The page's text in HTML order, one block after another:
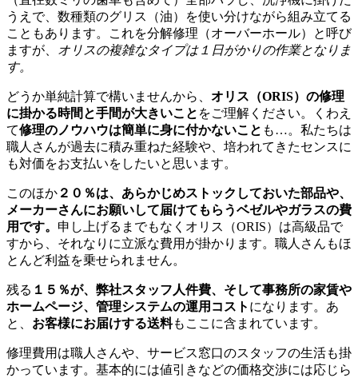
うえで、数種類のグリス（油）を使い分けながら組み立てる
こともあります。これを分解修理（オーバーホール）と呼び
ますが、 オリスの複雑なタイプは１日がかりの作業となりま
す。
どうか単純計算で構いませんから、 オリス（ORIS）の修理
に掛かる時間と手間が大きいこと をご理解ください。くわえ
て修理のノウハウは簡単に身に付かないこと も…。私たちは
職人さんが過去に積み重ねた経験や、培われてきたセンスに
も対価をお支払いをしたいと思います。
このほか ２０％は、あらかじめストックしておいた部品や、
メーカーさんにお願いして届けてもらうベゼルやガラスの費
用です。 申し上げるまでもなくオリス（ORIS）は高級品で
すから、それなりに立派な費用が掛かります。職人さんもほ
とんど利益を乗せられません。
残る １５％が、弊社スタッフ人件費、そして事務所の家賃や
ホームページ、管理システムの運用コスト になります。あ
と、 お客様にお届けする送料もここに含まれています。
修理費用は職人さんや、サービス窓口のスタッフの生活も掛
かっています。基本的には値引きなどの価格交渉には応じら